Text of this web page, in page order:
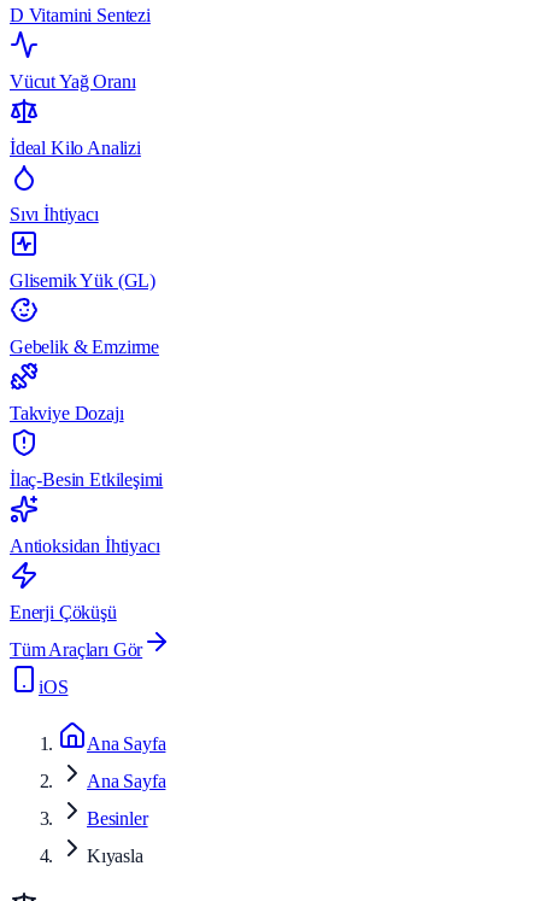
D Vitamini Sentezi
Vücut Yağ Oranı
İdeal Kilo Analizi
Sıvı İhtiyacı
Glisemik Yük (GL)
Gebelik & Emzirme
Takviye Dozajı
İlaç-Besin Etkileşimi
Antioksidan İhtiyacı
Enerji Çöküşü
Tüm Araçları Gör
iOS
Ana Sayfa
Ana Sayfa
Besinler
Kıyasla